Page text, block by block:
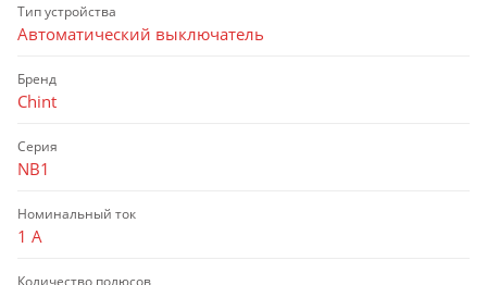
Тип устройства
Автоматический выключатель
Бренд
Chint
Серия
NB1
Номинальный ток
1 А
Количество полюсов